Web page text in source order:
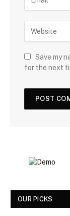
Save my
for the next
OUR PICKS